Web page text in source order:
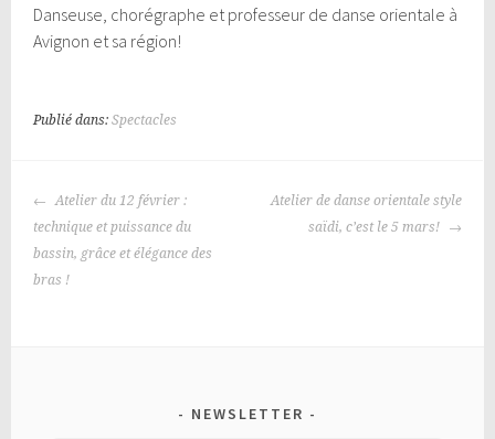
Danseuse, chorégraphe et professeur de danse orientale à
Avignon et sa région!
Publié dans:Spectacles
NAVIGATION
DES
ARTICLES
Atelier du 12 février :
technique et puissance du
bassin, grâce et élégance des
bras !
Atelier de danse orientale style
saïdi, c’est le 5 mars!
NEWSLETTER